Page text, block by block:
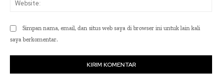
Simpan nama, email, dan situs web saya di browser ini untuk lain kali
saya berkomentar.